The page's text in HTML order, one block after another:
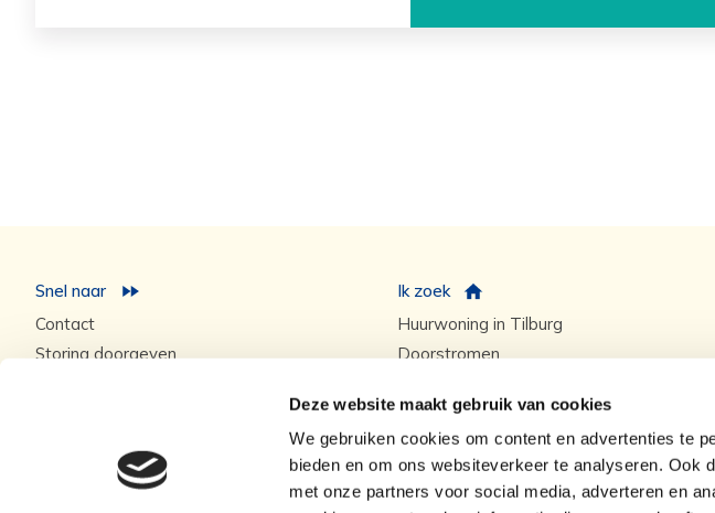
Deze website maakt gebruik van cookies
We gebruiken cookies om content en advertenties te
bieden en om ons websiteverkeer te analyseren. Ook
met onze partners voor social media, adverteren en
Snel naar
Contact
Storing doorgeven
Ik zoek
Huurwoning in Tilburg
Doorstromen
Woningaanbod (WiZ)